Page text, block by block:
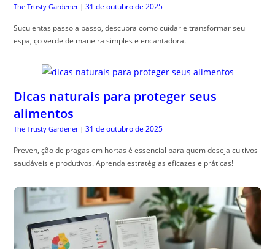
The Trusty Gardener | 31 de outubro de 2025
Suculentas passo a passo, descubra como cuidar e transformar seu
espa, ço verde de maneira simples e encantadora.
Dicas naturais para proteger seus
alimentos
The Trusty Gardener | 31 de outubro de 2025
Preven, ção de pragas em hortas é essencial para quem deseja cultivos
saudáveis e produtivos. Aprenda estratégias eficazes e práticas!